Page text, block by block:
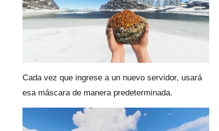
Cada vez que ingrese a un nuevo servidor, usará
esa máscara de manera predeterminada.